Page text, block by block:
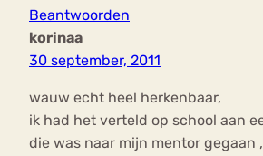
Beantwoorden
korinaa
30 september, 2011
wauw echt heel herkenbaar,
ik had het verteld op school aan
die was naar mijn mentor gegaan